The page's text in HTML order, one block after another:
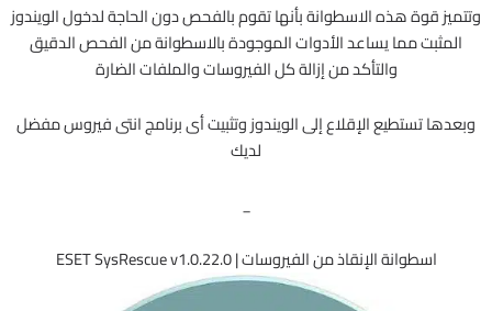
وتتميز قوة هذه الاسطوانة بأنها تقوم بالفحص دون الحاجة لدخول الويندوز
المثبت مما يساعد الأدوات الموجودة بالاسطوانة من الفحص الدقيق
والتأكد من إزالة كل الفيروسات والملفات الضارة
وبعدها تستطيع الإقلاع إلى الويندوز وتثبيت أى برنامج انتى فيروس مفضل
لديك
_
اسطوانة الإنقاذ من الفيروسات | ESET SysRescue v1.0.22.0